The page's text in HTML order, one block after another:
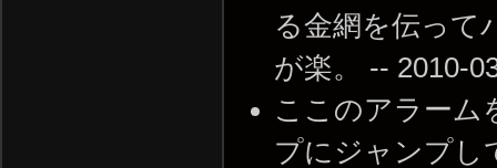
る金網を伝って
が楽。 -- 2010-
ここのアラーム
プにジャンプし